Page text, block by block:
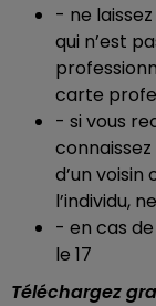
- ne
qui n’est
carte
- si vous
d’un voisin
l’individu,
- en cas
le 17
Téléchargez